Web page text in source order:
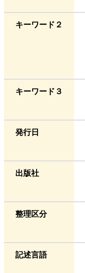
キーワード２
キーワード３
発行日
出版社
整理区分
記述言語